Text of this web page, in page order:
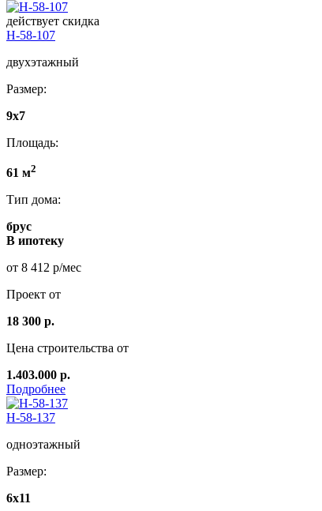
действует скидка
Н-58-107
двухэтажный
Размер:
9х7
Площадь:
61 м2
Тип дома:
брус
В ипотеку
от 8 412 р/мес
Проект от
18 300 р.
Цена строительства от
1.403.000 р.
Подробнее
Н-58-137
одноэтажный
Размер:
6х11